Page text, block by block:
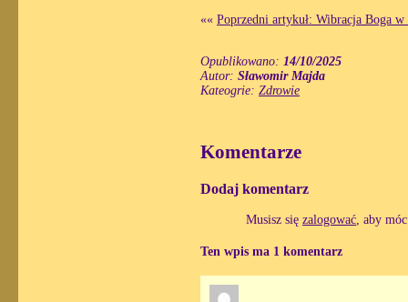
«« Poprzedni artykuł: Wibracja Boga
Opublikowano: 14/10/2025
Autor: Sławomir Majda
Kateogrie: Zdrowie
Komentarze
Dodaj komentarz
Musisz się zalogować, aby
Ten wpis ma 1 komentarz